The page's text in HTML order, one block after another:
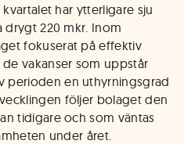
har ytterligare sju
drygt 220 mkr. Inom
fokuserat på effektiv
vakanser som uppstår
perioden en uthyrningsgrad
följer bolaget den
tidigare och som väntas
under året.